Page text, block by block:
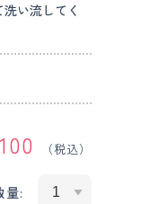
い流してく
（税込）
量: